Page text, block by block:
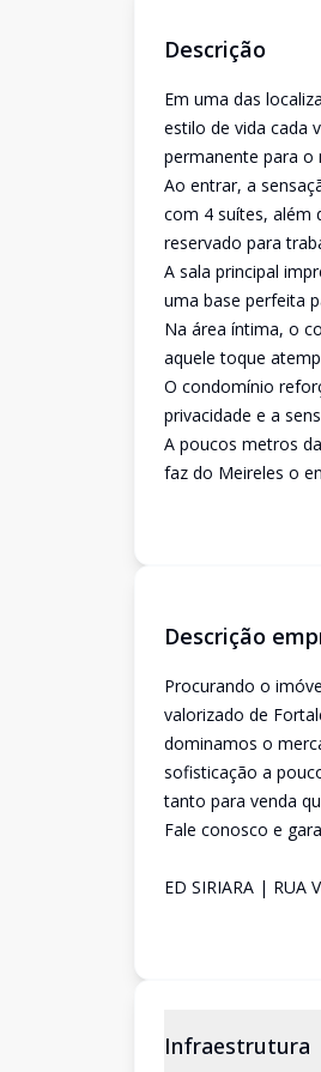
Descrição
Em uma das
estilo de vida cada
permanente para o
Ao entrar, a
com 4 suítes, além
reservado para
A sala principal
uma base perfeita
Na área íntima, o
aquele toque
O condomínio
privacidade e a
A poucos metros
faz do Meireles o
Descrição
Procurando o
valorizado de
dominamos o
sofisticação a
tanto para venda
Fale conosco e
ED SIRIARA | RUA
Infraestrutura